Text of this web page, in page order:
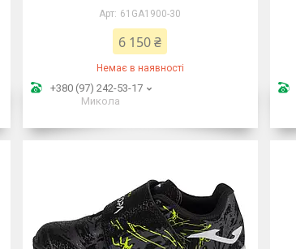
61GA1900-30
6 150 ₴
Немає в наявності
+380 (97) 242-53-17
Микола